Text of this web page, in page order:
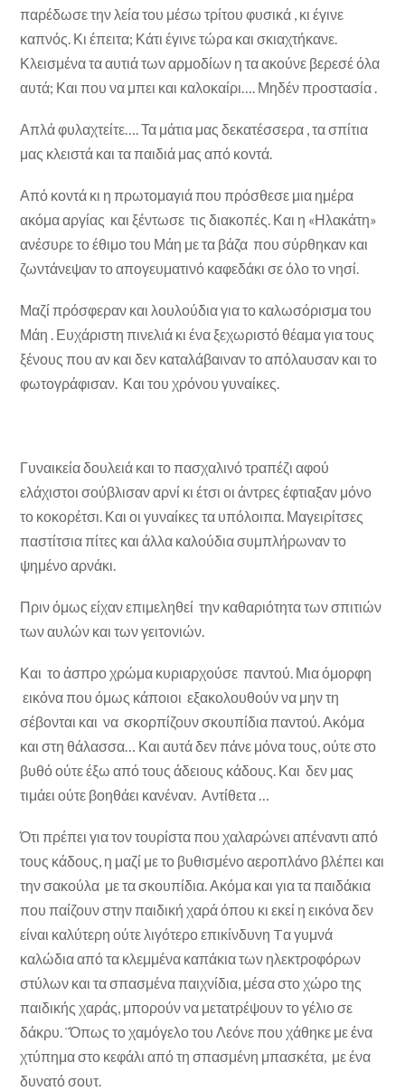
παρέδωσε την λεία του μέσω τρίτου φυσικά , κι έγινε
καπνός. Κι έπειτα; Κάτι έγινε τώρα και σκιαχτήκανε.
Κλεισμένα τα αυτιά των αρμοδίων η τα ακούνε βερεσέ όλα
αυτά; Και που να μπει και καλοκαίρι…. Μηδέν προστασία .
Απλά φυλαχτείτε…. Τα μάτια μας δεκατέσσερα , τα σπίτια
μας κλειστά και τα παιδιά μας από κοντά.
Από κοντά κι η πρωτομαγιά που πρόσθεσε μια ημέρα
ακόμα αργίας και ξέντωσε τις διακοπές. Και η «Ηλακάτη»
ανέσυρε το έθιμο του Μάη με τα βάζα που σύρθηκαν και
ζωντάνεψαν το απογευματινό καφεδάκι σε όλο το νησί.
Μαζί πρόσφεραν και λουλούδια για το καλωσόρισμα του
Μάη . Ευχάριστη πινελιά κι ένα ξεχωριστό θέαμα για τους
ξένους που αν και δεν καταλάβαιναν το απόλαυσαν και το
φωτογράφισαν. Και του χρόνου γυναίκες.
Γυναικεία δουλειά και το πασχαλινό τραπέζι αφού
ελάχιστοι σούβλισαν αρνί κι έτσι οι άντρες έφτιαξαν μόνο
το κοκορέτσι. Και οι γυναίκες τα υπόλοιπα. Μαγειρίτσες
παστίτσια πίτες και άλλα καλούδια συμπλήρωναν το
ψημένο αρνάκι.
Πριν όμως είχαν επιμεληθεί την καθαριότητα των σπιτιών
των αυλών και των γειτονιών.
Και το άσπρο χρώμα κυριαρχούσε παντού. Μια όμορφη
εικόνα που όμως κάποιοι εξακολουθούν να μην τη
σέβονται και να σκορπίζουν σκουπίδια παντού. Ακόμα
και στη θάλασσα… Και αυτά δεν πάνε μόνα τους, ούτε στο
βυθό ούτε έξω από τους άδειους κάδους. Και δεν μας
τιμάει ούτε βοηθάει κανέναν. Αντίθετα …
Ότι πρέπει για τον τουρίστα που χαλαρώνει απέναντι από
τους κάδους, η μαζί με το βυθισμένο αεροπλάνο βλέπει και
την σακούλα με τα σκουπίδια. Ακόμα και για τα παιδάκια
που παίζουν στην παιδική χαρά όπου κι εκεί η εικόνα δεν
είναι καλύτερη ούτε λιγότερο επικίνδυνη Tα γυμνά
καλώδια από τα κλεμμένα καπάκια των ηλεκτροφόρων
στύλων και τα σπασμένα παιχνίδια, μέσα στο χώρο της
παιδικής χαράς, μπορούν να μετατρέψουν το γέλιο σε
δάκρυ. ¨Όπως το χαμόγελο του Λεόνε που χάθηκε με ένα
χτύπημα στο κεφάλι από τη σπασμένη μπασκέτα, με ένα
δυνατό σουτ.